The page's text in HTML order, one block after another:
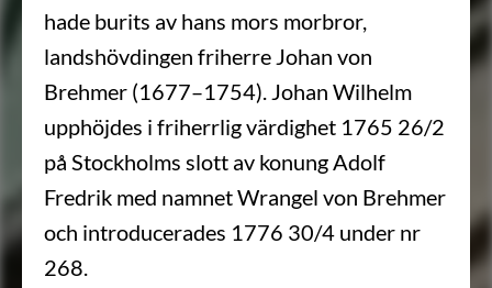
hade burits av hans mors morbror,
landshövdingen friherre Johan von
Brehmer (1677–1754). Johan Wilhelm
upphöjdes i friherrlig värdighet 1765 26/2
på Stockholms slott av konung Adolf
Fredrik med namnet Wrangel von Brehmer
och introducerades 1776 30/4 under nr
268.